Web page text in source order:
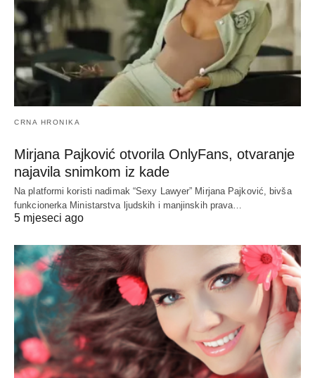
CRNA HRONIKA
Mirjana Pajković otvorila OnlyFans, otvaranje
najavila snimkom iz kade
Na platformi koristi nadimak “Sexy Lawyer” Mirjana Pajković, bivša
funkcionerka Ministarstva ljudskih i manjinskih prava…
5 mjeseci ago